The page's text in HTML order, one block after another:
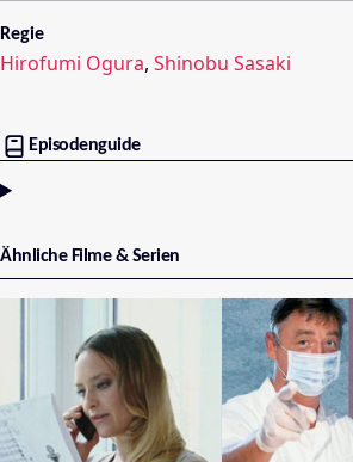
Regie
Hirofumi Ogura, Shinobu Sasaki
Episodenguide
Ähnliche Filme & Serien